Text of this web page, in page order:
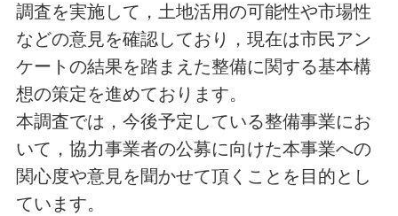
調査を実施して，土地活用の可能性や市場性
などの意見を確認しており，現在は市民アン
ケートの結果を踏まえた整備に関する基本構
想の策定を進めております。
本調査では，今後予定している整備事業にお
いて，協力事業者の公募に向けた本事業への
関心度や意見を聞かせて頂くことを目的とし
ています。